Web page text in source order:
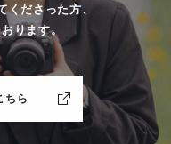
くださった方、
ります。
ちら